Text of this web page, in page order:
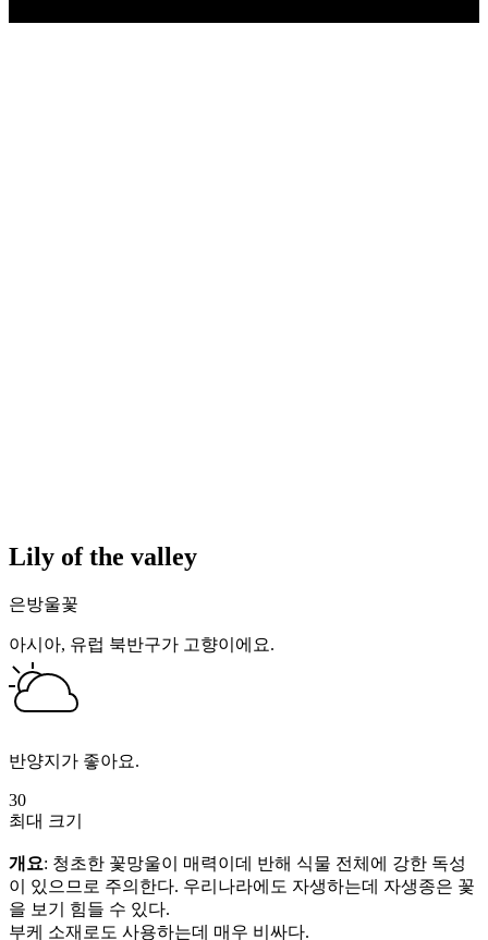
Lily of the valley
은방울꽃
아시아, 유럽 북반구가 고향이에요.
반양지가 좋아요.
30
최대 크기
개요: 청초한 꽃망울이 매력이데 반해 식물 전체에 강한 독성
이 있으므로 주의한다. 우리나라에도 자생하는데 자생종은 꽃
을 보기 힘들 수 있다.
부케 소재로도 사용하는데 매우 비싸다.